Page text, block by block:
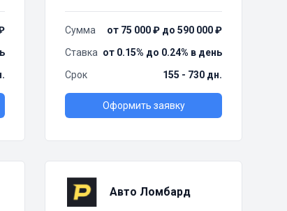
Сумма
от 75 000 ₽ до 590 000 ₽
Ставка от 0.15% до 0.24% в день
Срок
155 - 730 дн.
Оформить заявку
Авто Ломбард